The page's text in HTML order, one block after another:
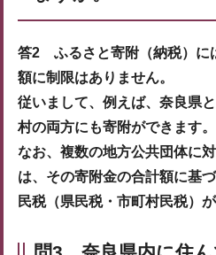
答2 ふるさと寄附（納税）に
額に制限はありません。
従いまして、例えば、奈良県
村の両方にも寄附ができます。
なお、複数の地方公共団体に
は、その寄附金の合計額に基
民税（県民税・市町村民税）